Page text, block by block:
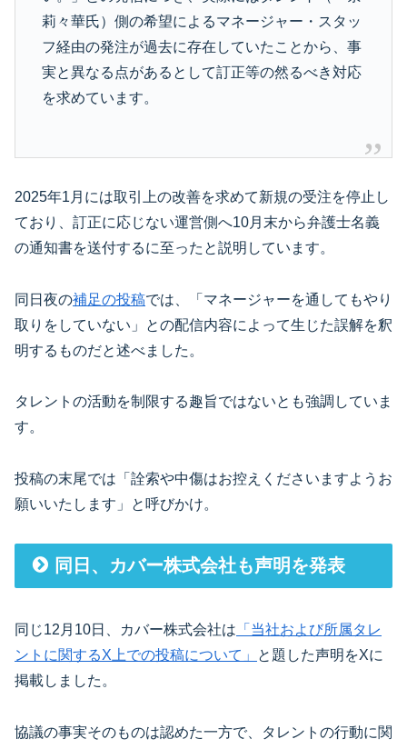
莉々華氏）側の希望によるマネージャー・スタッ
フ経由の発注が過去に存在していたことから、事
実と異なる点があるとして訂正等の然るべき対応
を求めています。
2025年1月には取引上の改善を求めて新規の受注を停止し
ており、訂正に応じない運営側へ10月末から弁護士名義
の通知書を送付するに至ったと説明しています。
同日夜の補足の投稿では、「マネージャーを通してもやり
取りをしていない」との配信内容によって生じた誤解を釈
明するものだと述べました。
タレントの活動を制限する趣旨ではないとも強調していま
す。
投稿の末尾では「詮索や中傷はお控えくださいますようお
願いいたします」と呼びかけ。
同日、カバー株式会社も声明を発表
同じ12月10日、カバー株式会社は 「当社および所属タレ
ントに関するX上での投稿について」
と題した声明をXに
掲載しました。
協議の事実そのものは認めた一方で、タレントの行動に関